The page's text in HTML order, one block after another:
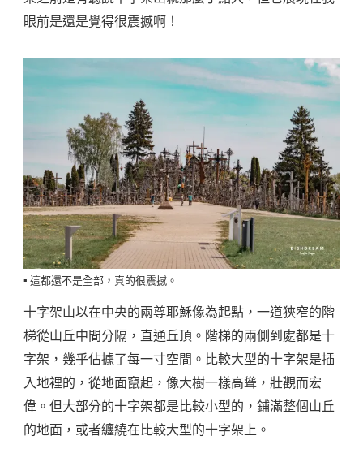
眼前是還是覺得很震撼啊！
▪️ 這都還不是全部，真的很震撼。
十字架山以在中央的兩尊耶穌像為起點，一道狹窄的階
梯從山丘中間分隔，直通丘頂。階梯的兩側到處都是十
字架，幾乎佔據了每一寸空間。比較大型的十字架是插
入地裡的，從地面竄起，像大樹一樣高聳，壯觀而宏
偉。但大部分的十字架都是比較小型的，鋪滿整個山丘
的地面，或者纏繞在比較大型的十字架上。